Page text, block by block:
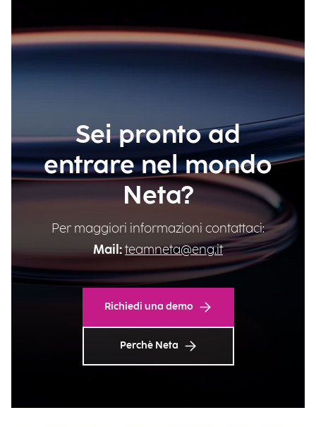
Sei pronto ad
entrare nel mondo
Neta?
Per maggiori informazioni contattaci:
Mail:teamneta@eng.it
Richiedi una demo
Perchè Neta